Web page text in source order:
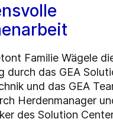
Familie Wägele
durch das GEA
und das GEA
Herdenmanager
des Solution